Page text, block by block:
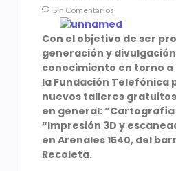
Sin Comentarios
Con el objetivo de ser
generación y
conocimiento en torno
la Fundación Telefónica
nuevos talleres
en general: “Cartografía
“Impresión 3D y
en Arenales 1540, del
Recoleta.